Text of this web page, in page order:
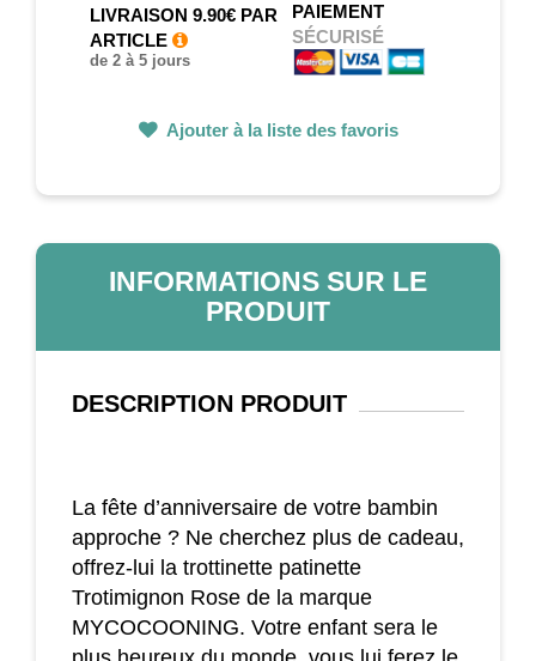
LIVRAISON 9.90€ PAR
ARTICLE
de 2 à 5 jours
PAIEMENT
SÉCURISÉ
Ajouter à la liste des favoris
INFORMATIONS SUR LE
PRODUIT
DESCRIPTION PRODUIT
La fête d’anniversaire de votre bambin
approche ? Ne cherchez plus de cadeau,
offrez-lui la trottinette patinette
Trotimignon Rose de la marque
MYCOCOONING. Votre enfant sera le